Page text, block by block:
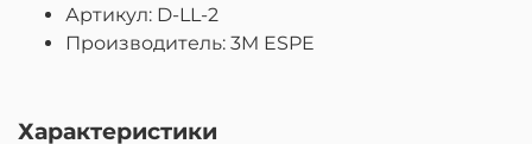
Артикул: D-LL-2
Производитель: 3M ESPE
Характеристики